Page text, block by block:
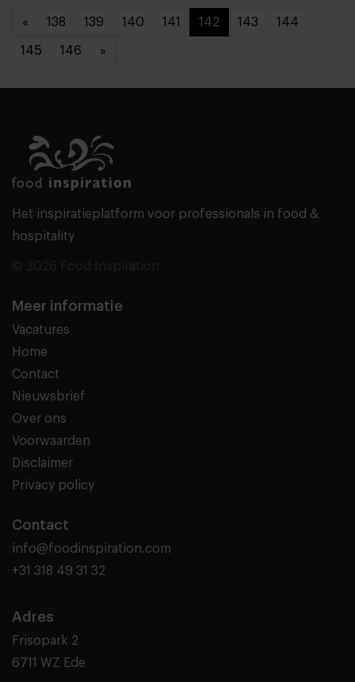
« 138 139 140 141 142 143 144
145 146 »
Het inspiratieplatform voor professionals in food &
hospitality
Meer informatie
Vacatures
Home
Contact
Nieuwsbrief
Over ons
Voorwaarden
Disclaimer
Privacy policy
Contact
info@foodinspiration.com
+31 318 49 31 32
Adres
Frisopark 2
6711 WZ Ede